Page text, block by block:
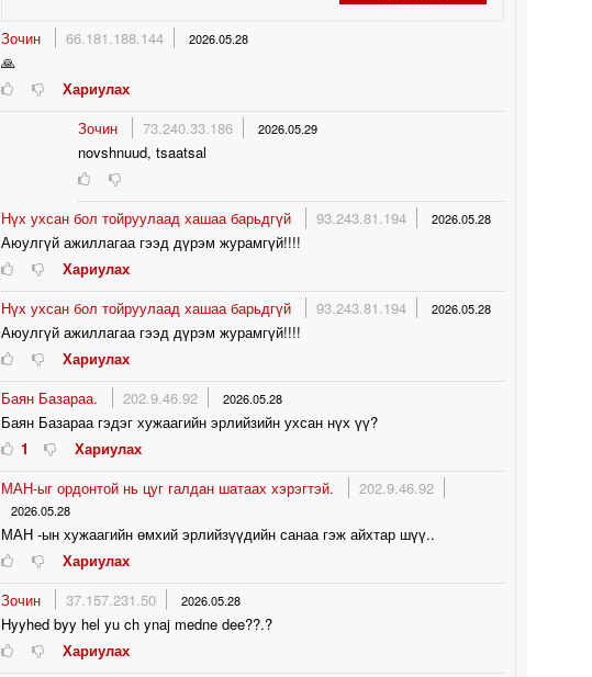
Зочин 66.181.188.144 2026.05.28
🙏
Хариулах
Зочин
73.240.33.186 2026.05.29
novshnuud, tsaatsal
Нүх ухсан бол тойруулаад хашаа барьдгүй 93.243.81.194 2026.05.28
Аюулгүй ажиллагаа гээд дүрэм журамгүй!!!!
Хариулах
Нүх ухсан бол тойруулаад хашаа барьдгүй
93.243.81.194 2026.05.28
Аюулгүй ажиллагаа гээд дүрэм журамгүй!!!!
Хариулах
Баян Базараа.
202.9.46.92 2026.05.28
Баян Базараа гэдэг хужаагийн эрлийзийн ухсан нүх үү?
1
Хариулах
МАН-ыг ордонтой нь цуг галдан шатаах хэрэгтэй.
202.9.46.92
2026.05.28
МАН -ын хужаагийн өмхий эрлийзүүдийн санаа гэж айхтар шүү..
Хариулах
Зочин
37.157.231.50 2026.05.28
Hyyhed byy hel yu ch ynaj medne dee??.?
Хариулах